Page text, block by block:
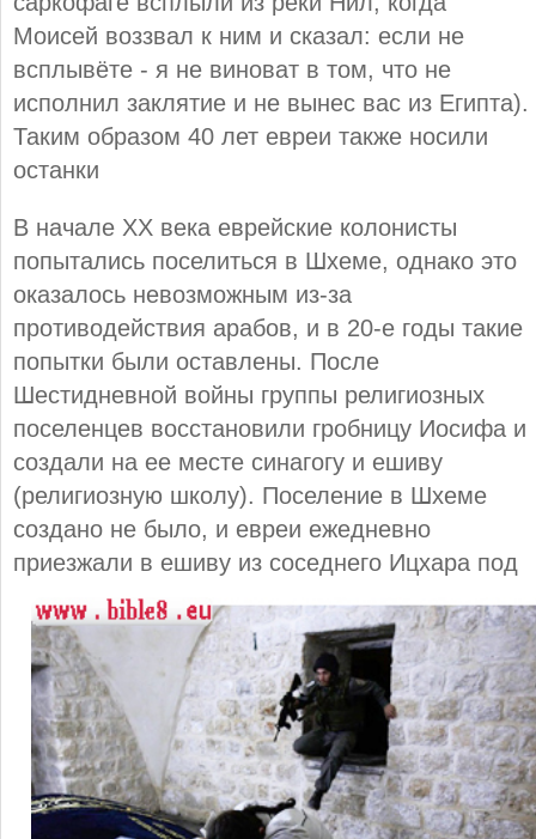
Моисей воззвал к ним и сказал: если не
всплывёте - я не виноват в том, что не
исполнил заклятие и не вынес вас из Египта).
Таким образом 40 лет евреи также носили
останки
В начале ХХ века еврейские колонисты
попытались поселиться в Шхеме, однако это
оказалось невозможным из-за
противодействия арабов, и в 20-е годы такие
попытки были оставлены. После
Шестидневной войны группы религиозных
поселенцев восстановили гробницу Иосифа и
создали на ее месте синагогу и ешиву
(религиозную школу). Поселение в Шхеме
создано не было, и евреи ежедневно
приезжали в ешиву из соседнего Ицхара под